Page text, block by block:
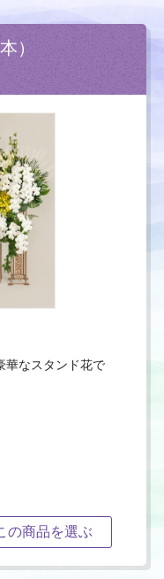
）
華なスタンド花で
の商品を選ぶ